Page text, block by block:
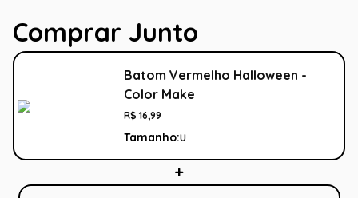
Comprar Junto
Batom Vermelho Halloween -
Color Make
R$ 16,99
Tamanho:U